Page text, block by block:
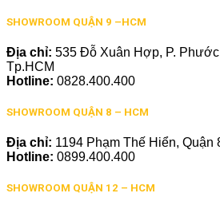
SHOWROOM QUẬN 9 –HCM
Địa chỉ: 535 Đỗ Xuân Hợp, P.
Tp.HCM
Hotline: 0828.400.400
SHOWROOM QUẬN 8 – HCM
Địa chỉ: 1194 Phạm Thế Hiển, Quận
Hotline: 0899.400.400
SHOWROOM QUẬN 12 – HCM